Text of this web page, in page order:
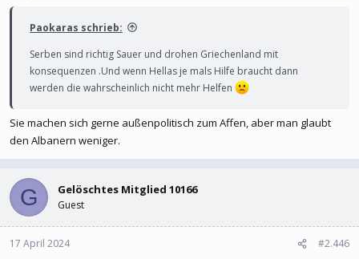
Paokaras schrieb:
Serben sind richtig Sauer und drohen Griechenland mit
konsequenzen .Und wenn Hellas je mals Hilfe braucht dann
werden die wahrscheinlich nicht mehr Helfen
Sie machen sich gerne außenpolitisch zum Affen, aber man glaubt
den Albanern weniger.
G Gelöschtes Mitglied 10166
Guest
17 April 2024 #2.446